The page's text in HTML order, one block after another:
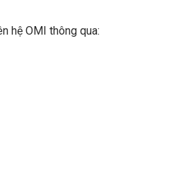
hệ OMI thông qua: